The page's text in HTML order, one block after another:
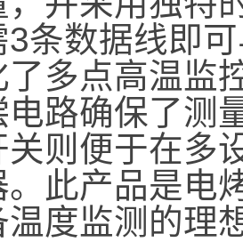
3条数据线即
了多点高温监
电路确保了测
关则便于在多
。此产品是电
温度监测的理